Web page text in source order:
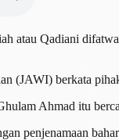
Qadiani
(JAWI) berkata
Ahmad itu
penjenamaan